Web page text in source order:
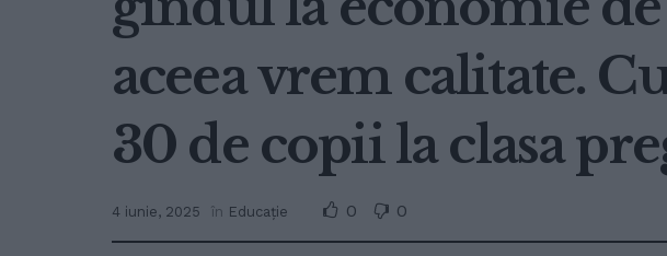
aceea vrem calitate.
30 de copii la clasa
4 iunie, 2025 în Educație 0 0